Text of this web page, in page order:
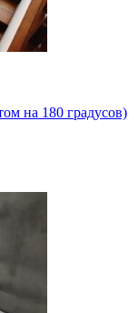
на 180 градусов)